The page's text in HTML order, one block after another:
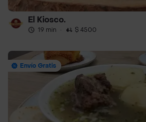
El Kiosco.
19 min · $ 4500
Envío Gratis